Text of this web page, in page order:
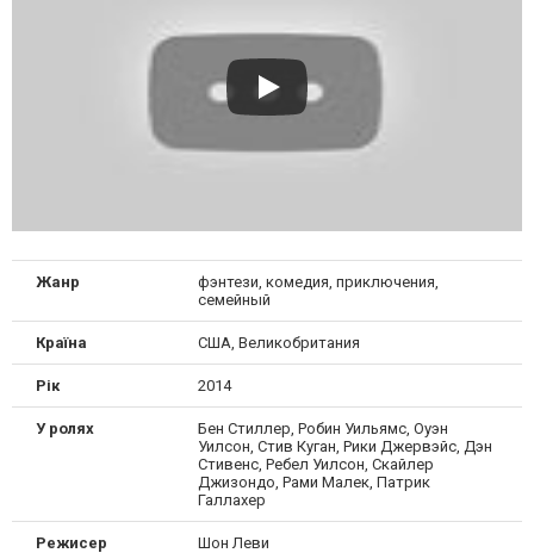
Жанр
фэнтези, комедия, приключения,
семейный
Країна США, Великобритания
Рік 2014
У ролях
Бен Стиллер, Робин Уильямс, Оуэн
Уилсон, Стив Куган, Рики Джервэйс, Дэн
Стивенс, Ребел Уилсон, Скайлер
Джизондо, Рами Малек, Патрик
Галлахер
Режисер Шон Леви